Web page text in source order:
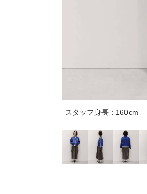
スタッフ身長：160cm